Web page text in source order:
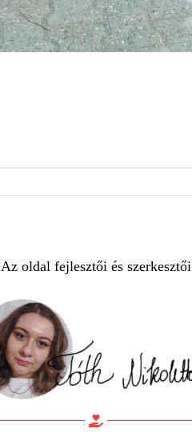
Az oldal fejlesztői és szerkesztői